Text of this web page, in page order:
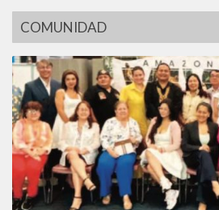
COMUNIDAD